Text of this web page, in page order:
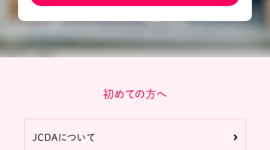
初めての方へ
JCDAについて